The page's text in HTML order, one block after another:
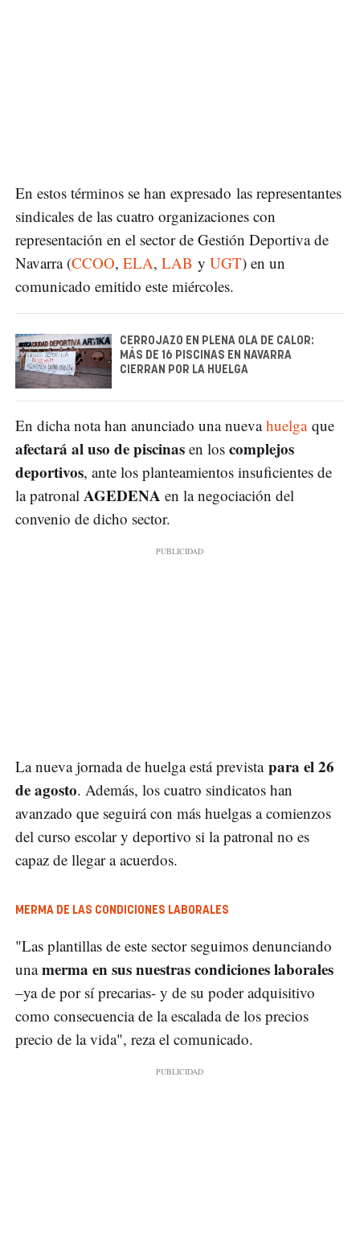
En estos términos se han expresado las representantes
sindicales de las cuatro organizaciones con
representación en el sector de Gestión Deportiva de
Navarra (CCOO, ELA, LAB y UGT) en un
comunicado emitido este miércoles.
CERROJAZO EN PLENA OLA DE CALOR:
MÁS DE 16 PISCINAS EN NAVARRA
CIERRAN POR LA HUELGA
En dicha nota han anunciado una nuevahuelgaque
afectará al uso de piscinas en los complejos
deportivos, ante los planteamientos insuficientes de
la patronal AGEDENA en la negociación del
convenio de dicho sector.
La nueva jornada de huelga está prevista para el 26
de agosto. Además, los cuatro sindicatos han
avanzado que seguirá con más huelgas a comienzos
del curso escolar y deportivo si la patronal no es
capaz de llegar a acuerdos.
MERMA DE LAS CONDICIONES LABORALES
"Las plantillas de este sector seguimos denunciando
unamerma en sus nuestras condiciones laborales
–ya de por sí precarias- y de su poder adquisitivo
como consecuencia de la escalada de los precios
precio de la vida", reza el comunicado.